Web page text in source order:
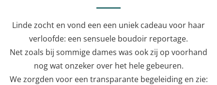
Linde zocht en vond een een uniek cadeau voor haar
verloofde: een sensuele boudoir reportage.
Net zoals bij sommige dames was ook zij op voorhand
nog wat onzeker over het hele gebeuren.
We zorgden voor een transparante begeleiding en zie: